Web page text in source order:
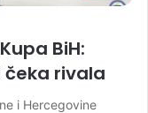
BiH:
čeka rivala
i Hercegovine